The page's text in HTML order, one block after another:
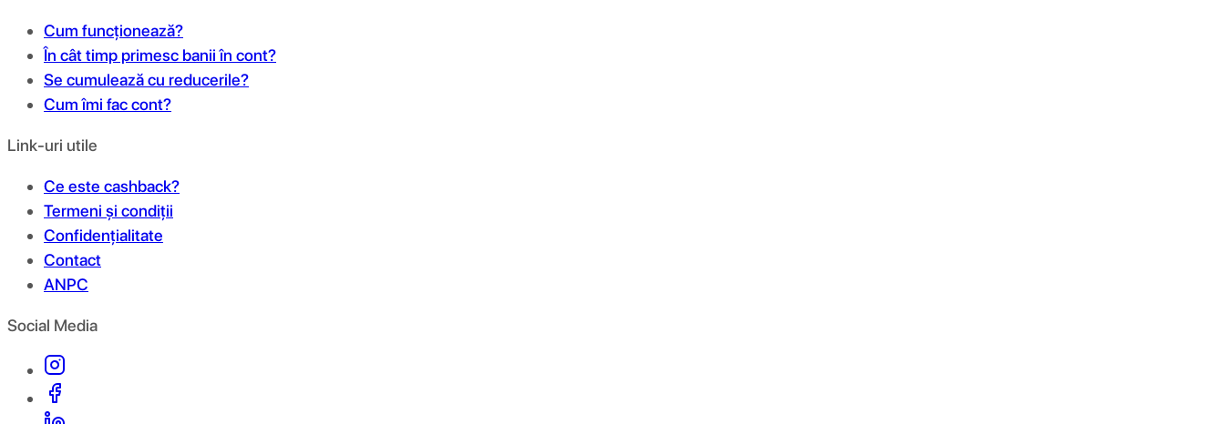
Cum funcționează?
În cât timp primesc banii în cont?
Se cumulează cu reducerile?
Cum îmi fac cont?
Link-uri utile
Ce este cashback?
Termeni și condiții
Confidențialitate
Contact
ANPC
Social Media